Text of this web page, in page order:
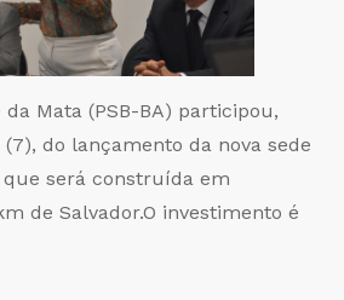
Mata (PSB-BA) participou,
do lançamento da nova sede
que será construída em
de Salvador.O investimento é